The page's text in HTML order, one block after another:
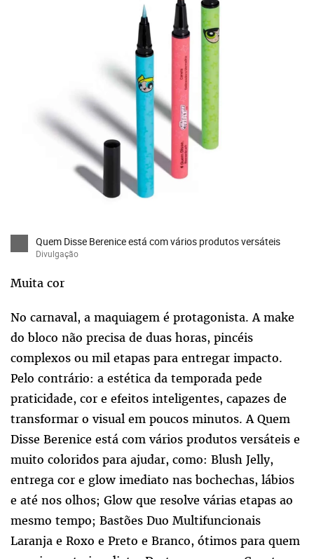
Quem Disse Berenice está com vários produtos versáteis
Divulgação
Muita cor
No carnaval, a maquiagem é protagonista. A make
do bloco não precisa de duas horas, pincéis
complexos ou mil etapas para entregar impacto.
Pelo contrário: a estética da temporada pede
praticidade, cor e efeitos inteligentes, capazes de
transformar o visual em poucos minutos. A Quem
Disse Berenice está com vários produtos versáteis e
muito coloridos para ajudar, como: Blush Jelly,
entrega cor e glow imediato nas bochechas, lábios
e até nos olhos; Glow que resolve várias etapas ao
mesmo tempo; Bastões Duo Multifuncionais
Laranja e Roxo e Preto e Branco, ótimos para quem